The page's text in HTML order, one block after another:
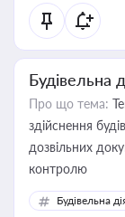
статусу
Будівельна
Про що тема:
здійснення
дозвільних
контролю
Будівельна